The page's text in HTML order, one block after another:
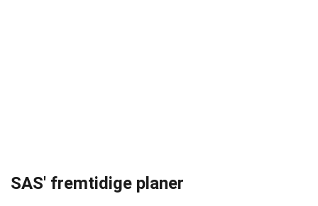
SAS' fremtidige planer